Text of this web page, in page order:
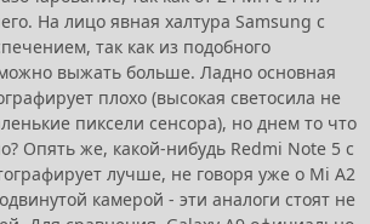
На лицо явная халтура Samsung с
так как из подобного
выжать больше. Ладно основная
плохо (высокая светосила не
пиксели сенсора), но днем то что
Опять же, какой-нибудь Redmi Note 5 с
лучше, не говоря уже о Mi A2
камерой - эти аналоги стоят не